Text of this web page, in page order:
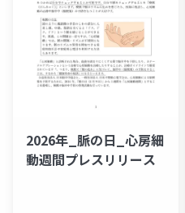
2026年_脈の日_心房細
動週間プレスリリース